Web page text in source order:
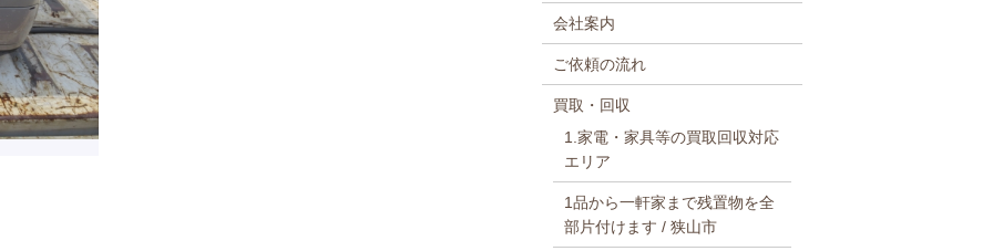
会社案内
ご依頼の流れ
買取・回収
1.家電・家具等の買取回収対応
エリア
1品から一軒家まで残置物を全
部片付けます / 狭山市